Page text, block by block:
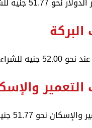
جنيه للبيع.
للشراء، 51.87 جنيه للبيع.